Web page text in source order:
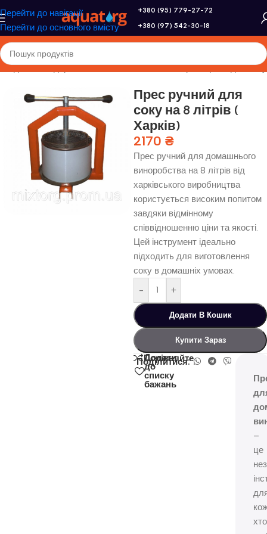
Перейти до навігації
Перейти до основного вмісту
+380 (95) 779-27-72
+380 (97) 542-30-18
для господарства/Соковижималки,соковарки/Преса для соку
Прес ручний для
соку на 8 літрів (
Харків)
2170 ₴
Прес ручний для домашнього
виноробства на 8 літрів від
харківського виробництва
користується високим попитом
завдяки відмінному
співвідношенню ціни та якості.
Цей інструмент ідеально
підходить для виготовлення
соку в домашніх умовах.
-
+
Додати В Кошик
Купити Зараз
Порівняйте
Додати
до
списку
бажань
Поділитися:
–
це
хто